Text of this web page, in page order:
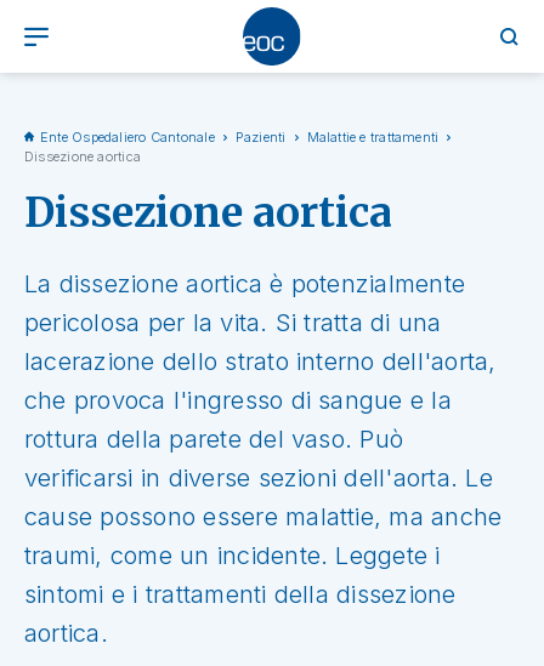
Ente Ospedaliero Cantonale Pazienti
Malattie e trattamenti
Dissezione aortica
Dissezione aortica
La dissezione aortica è potenzialmente
pericolosa per la vita. Si tratta di una
lacerazione dello strato interno dell'aorta,
che provoca l'ingresso di sangue e la
rottura della parete del vaso. Può
verificarsi in diverse sezioni dell'aorta. Le
cause possono essere malattie, ma anche
traumi, come un incidente. Leggete i
sintomi e i trattamenti della dissezione
aortica.